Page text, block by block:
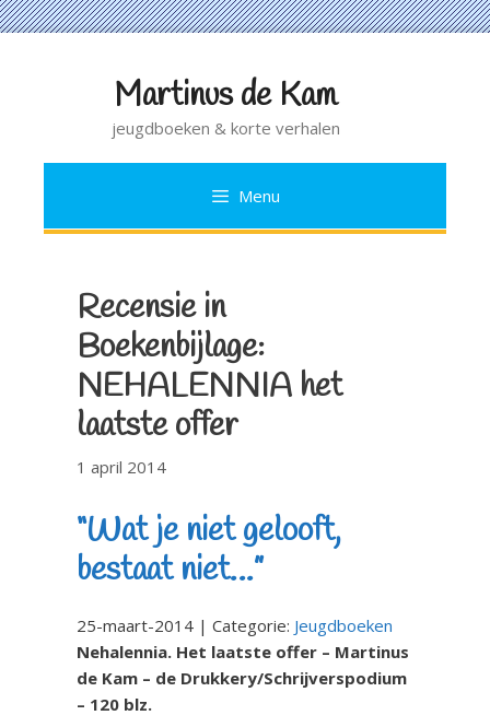
inhoud
Martinus de Kam
jeugdboeken & korte verhalen
Menu
Recensie in
Boekenbijlage:
NEHALENNIA het
laatste offer
1 april 2014
“Wat je niet gelooft,
bestaat niet…”
25-maart-2014 | Categorie: Jeugdboeken
Nehalennia. Het laatste offer – Martinus
de Kam – de Drukkery/Schrijverspodium
– 120 blz.